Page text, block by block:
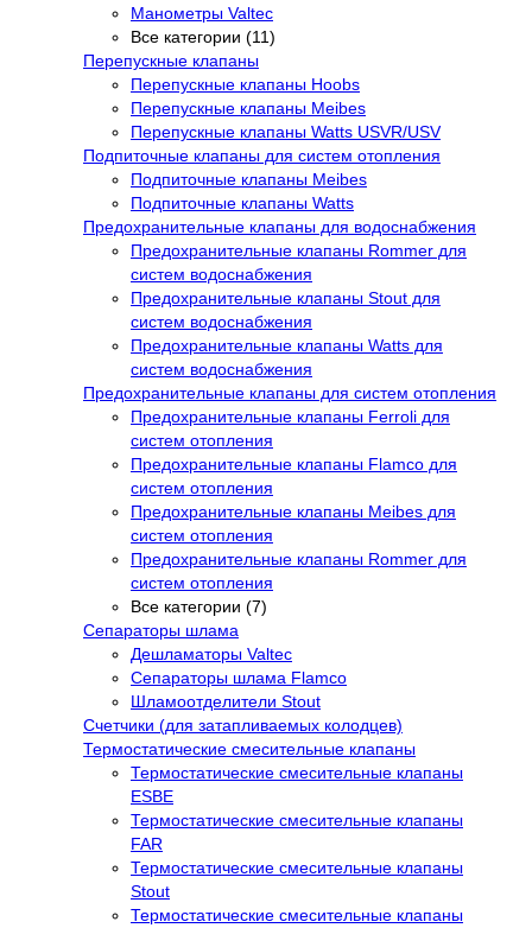
Манометры Valtec
Все категории (11)
Перепускные клапаны
Перепускные клапаны Hoobs
Перепускные клапаны Meibes
Перепускные клапаны Watts USVR/USV
Подпиточные клапаны для систем отопления
Подпиточные клапаны Meibes
Подпиточные клапаны Watts
Предохранительные клапаны для водоснабжения
Предохранительные клапаны Rommer для
систем водоснабжения
Предохранительные клапаны Stout для
систем водоснабжения
Предохранительные клапаны Watts для
систем водоснабжения
Предохранительные клапаны для систем отопления
Предохранительные клапаны Ferroli для
систем отопления
Предохранительные клапаны Flamco для
систем отопления
Предохранительные клапаны Meibes для
систем отопления
Предохранительные клапаны Rommer для
систем отопления
Все категории (7)
Сепараторы шлама
Дешламаторы Valtec
Сепараторы шлама Flamco
Шламоотделители Stout
Счетчики (для затапливаемых колодцев)
Термостатические смесительные клапаны
Термостатические смесительные клапаны
ESBE
Термостатические смесительные клапаны
FAR
Термостатические смесительные клапаны
Stout
Термостатические смесительные клапаны